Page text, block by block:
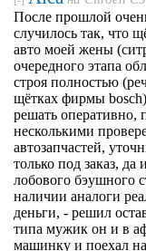
После прошлой
случилось так, что
авто моей жены
очередного этапа
строя полностью
щётках фирмы
решать оперативно,
несколькими
автозапчастей,
только под заказ, да
лобового бэушного
наличии аналоги
деньги, - решил
типа мужик он и в
машинку и поехал